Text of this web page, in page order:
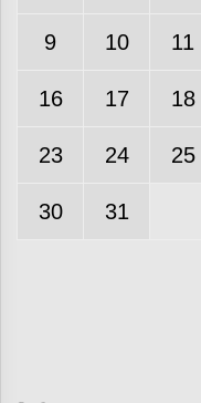
9 10 11
16 17 18
23 24 25
30 31